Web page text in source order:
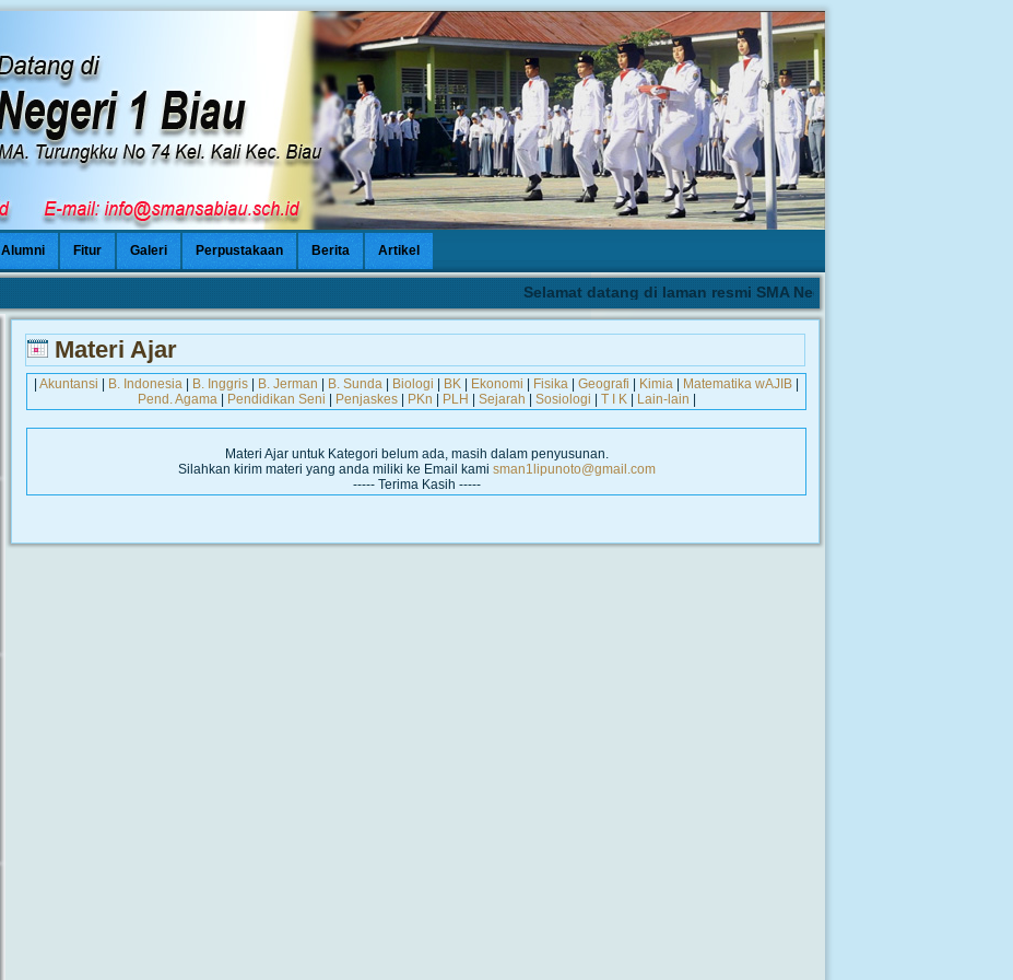
Alumni Fitur Galeri Perpustakaan Berita Artikel
Selamat datang di laman resmi SMA Negeri 1 Biau |
Materi Ajar
Akuntansi B. Indonesia B. Inggris B. Jerman B. Sunda Biologi BK Ekonomi Fisika Geografi Kimia Matematika wAJIB
Pend. Agama| Pendidikan Seni Penjaskes| PKn PLH Sejarah Sosiologi T I K| Lain-lain
Materi Ajar untuk Kategori belum ada, masih dalam penyusunan.
Silahkan kirim materi yang anda miliki ke Email kami sman1lipunoto@gmail.com
----- Terima Kasih -----